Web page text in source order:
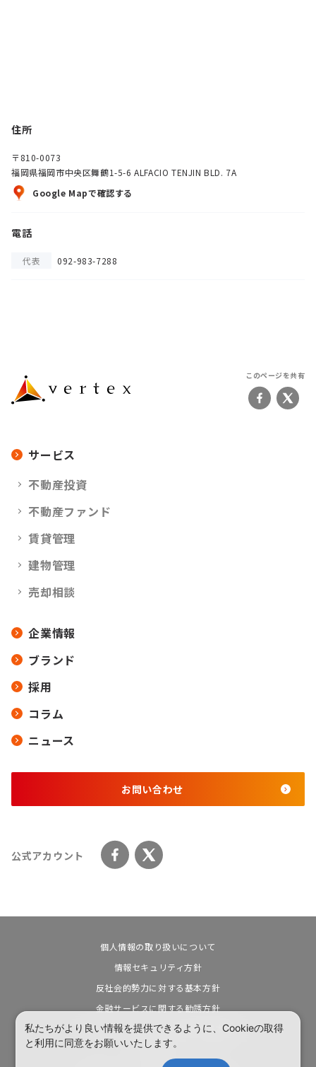
住所
〒810-0073
福岡県福岡市中央区舞鶴1-5-6 ALFACIO TENJIN BLD. 7A
Google Mapで確認する
電話
代表 092-983-7288
このページを共有
サービス
不動産投資
不動産ファンド
賃貸管理
建物管理
売却相談
企業情報
ブランド
採用
コラム
ニュース
お問い合わせ
公式アカウント
個人情報の取り扱いについて
情報セキュリティ方針
反社会的勢力に対する基本方針
金融サービスに関する勧誘方針
カスタマーハラスメントに対する基本方針
電子公告
私たちがより良い情報を提供できるように、Cookieの取得
と利用に同意をお願いいたします。